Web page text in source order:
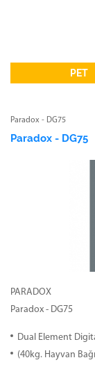
PET
Paradox - DG75
Paradox - DG75
PARADOX
Paradox - DG75
Dual Element
(40kg. Hayvan